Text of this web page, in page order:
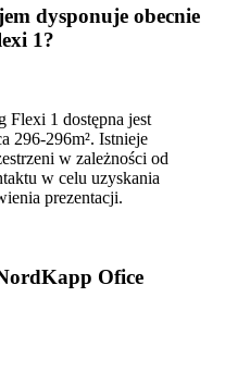
dysponuje obecnie
1?
1 dostępna jest
296-296m². Istnieje
w zależności od
w celu uzyskania
prezentacji.
Ofice